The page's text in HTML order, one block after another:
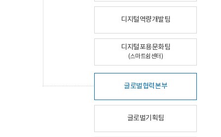
디지털역량개발팀
디지털포용문화팀
(스마트쉼센터)
글로벌협력본부
글로벌기획팀